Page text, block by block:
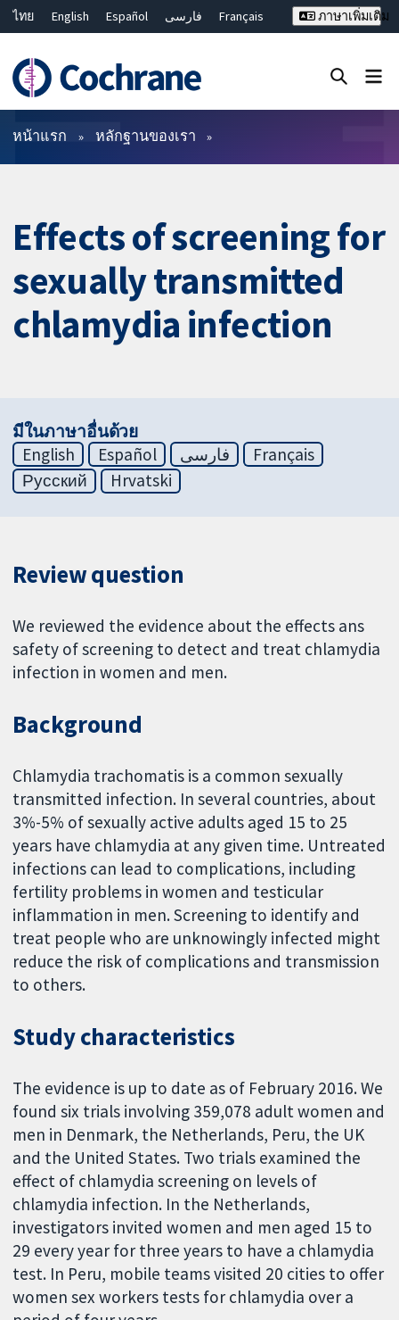
ไทย English Español فارسی
Français
Bahasa Malaysia
繁體中文 简体中文
ภาษาเพิ่มเติม
ตัวกรอง
หน้าแรก หลักฐานของเรา
Effects of screening for
sexually transmitted
chlamydia infection
มีในภาษาอื่นด้วย
English
Español فارسی
Français
Русский
Hrvatski
Review question
We reviewed the evidence about the effects ans
safety of screening to detect and treat chlamydia
infection in women and men.
Background
Chlamydia trachomatis is a common sexually
transmitted infection. In several countries, about
3%-5% of sexually active adults aged 15 to 25
years have chlamydia at any given time. Untreated
infections can lead to complications, including
fertility problems in women and testicular
inflammation in men. Screening to identify and
treat people who are unknowingly infected might
reduce the risk of complications and transmission
to others.
Study characteristics
The evidence is up to date as of February 2016. We
found six trials involving 359,078 adult women and
men in Denmark, the Netherlands, Peru, the UK
and the United States. Two trials examined the
effect of chlamydia screening on levels of
chlamydia infection. In the Netherlands,
investigators invited women and men aged 15 to
29 every year for three years to have a chlamydia
test. In Peru, mobile teams visited 20 cities to offer
women sex workers tests for chlamydia over a